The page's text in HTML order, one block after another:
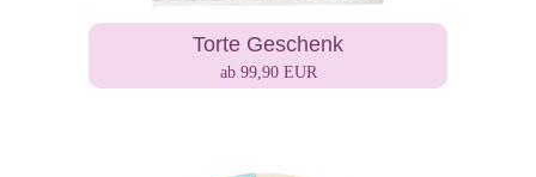
Torte Geschenk
ab 99,90 EUR